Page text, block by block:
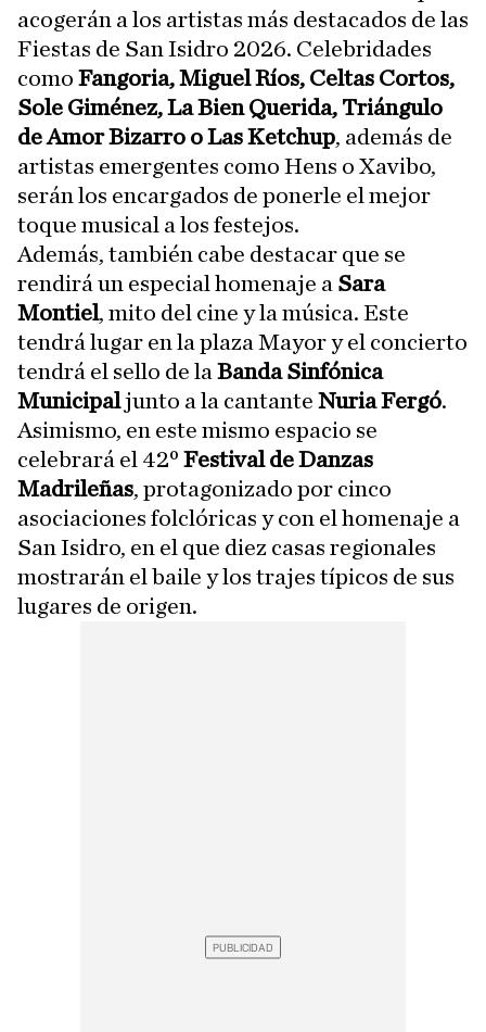
acogerán a los artistas más destacados de las
Fiestas de San Isidro 2026. Celebridades
como Fangoria, Miguel Ríos, Celtas Cortos,
Sole Giménez, La Bien Querida, Triángulo
de Amor Bizarro o Las Ketchup, además de
artistas emergentes como Hens o Xavibo,
serán los encargados de ponerle el mejor
toque musical a los festejos.
Además, también cabe destacar que se
rendirá un especial homenaje a Sara
Montiel, mito del cine y la música. Este
tendrá lugar en la plaza Mayor y el concierto
tendrá el sello de la Banda Sinfónica
Municipaljunto a la cantante Nuria Fergó.
Asimismo, en este mismo espacio se
celebrará el 42º Festival de Danzas
Madrileñas, protagonizado por cinco
asociaciones folclóricas y con el homenaje a
San Isidro, en el que diez casas regionales
mostrarán el baile y los trajes típicos de sus
lugares de origen.